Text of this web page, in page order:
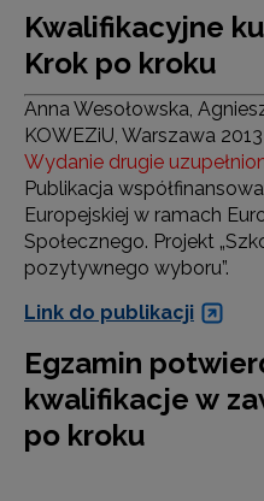
Kwalifikacyjne
Krok po kroku
Anna Wesołowska,
KOWEZiU, Warszawa 2013
Wydanie drugie
Publikacja
Europejskiej w ramach
Społecznego. Projekt
pozytywnego wyboru”.
Link do publikacji
Egzamin
kwalifikacje w
po kroku